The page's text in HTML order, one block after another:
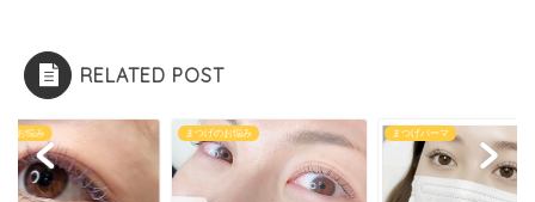
RELATED POST
のお悩み まつげのお悩み まつげパーマ